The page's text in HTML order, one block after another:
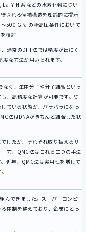
系などの水素化物につい
される候補構造を理論的に提示
500 GPa の極高圧条件において
検討
通常のDFT法では精度が出にく
な方法が用いられます。
なく、生体分子や分子結晶といっ
、高精度な計算が可能です。従
ている状態が、バラバラになっ
法はDNAがきちんと結合した状
したが、それぞれ取り扱えるサ
方、QMC法はこれら二つの手法
近年、QMC法は実用性を増して
んできました。スーパーコンピ
体制を整えており、企業にとっ